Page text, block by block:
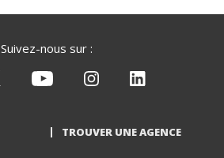
Suivez-nous sur :
TROUVER UNE AGENCE